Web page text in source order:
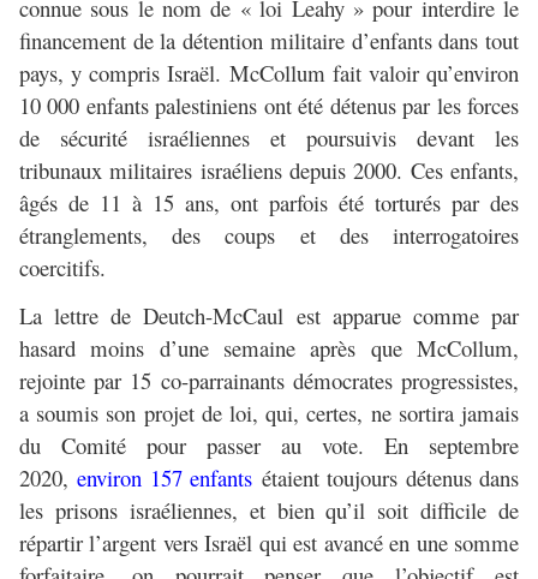
connue sous le nom de « loi Leahy » pour interdire le
financement de la détention militaire d’enfants dans tout
pays, y compris Israël. McCollum fait valoir qu’environ
10 000 enfants palestiniens ont été détenus par les forces
de sécurité israéliennes et poursuivis devant les
tribunaux militaires israéliens depuis 2000. Ces enfants,
âgés de 11 à 15 ans, ont parfois été torturés par des
étranglements, des coups et des interrogatoires
coercitifs.
La lettre de Deutch-McCaul est apparue comme par
hasard moins d’une semaine après que McCollum,
rejointe par 15 co-parrainants démocrates progressistes,
a soumis son projet de loi, qui, certes, ne sortira jamais
du Comité pour passer au vote. En septembre
2020,environ 157 enfants étaient toujours détenus dans
les prisons israéliennes, et bien qu’il soit difficile de
répartir l’argent vers Israël qui est avancé en une somme